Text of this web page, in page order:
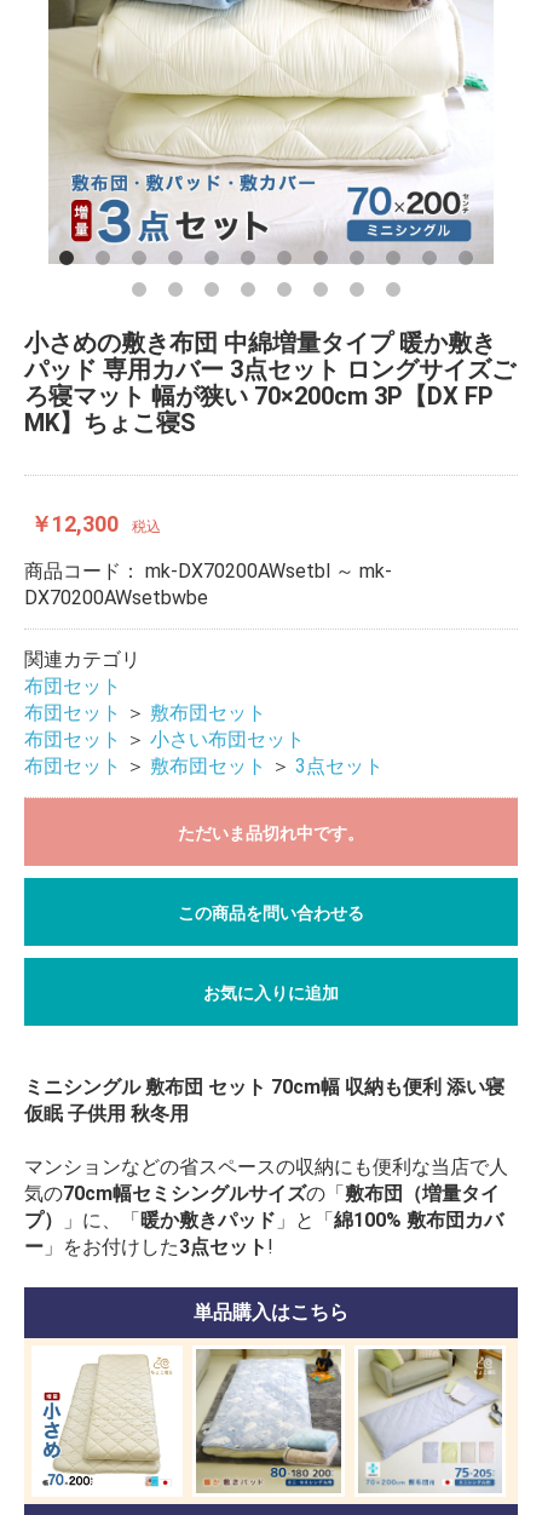
小さめの敷き布団 中綿増量タイプ 暖か敷き
パッド 専用カバー 3点セット ロングサイズご
ろ寝マット 幅が狭い 70×200cm 3P【DX FP
MK】ちょこ寝S
￥12,300 税込
商品コード： mk-DX70200AWsetbl ～ mk-
DX70200AWsetbwbe
関連カテゴリ
布団セット
布団セット
＞ 敷布団セット
布団セット
＞ 小さい布団セット
布団セット
＞ 敷布団セット ＞ 3点セット
ただいま品切れ中です。
この商品を問い合わせる
お気に入りに追加
ミニシングル 敷布団 セット 70cm幅 収納も便利 添い寝
仮眠 子供用 秋冬用
マンションなどの省スペースの収納にも便利な当店で人
気の70cm幅セミシングルサイズの「敷布団（増量タイ
プ）
」に、「暖か敷きパッド 」と「綿100% 敷布団カバ
ー 」をお付けした3点セット !
単品購入はこちら